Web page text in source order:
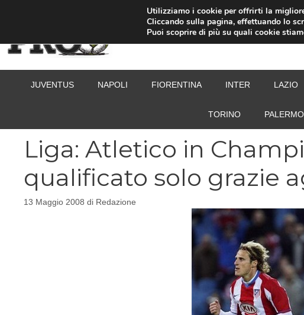
JUVENTUS NAPOLI FIORENTINA INTER LAZIO
TORINO PALERMO
Liga: Atletico in
qualificato solo grazie
13 Maggio 2008 di Redazione
Utilizziamo i cookie per offrirti la
Cliccando sulla pagina, effettuando lo
Puoi scoprire di più su quali cookie